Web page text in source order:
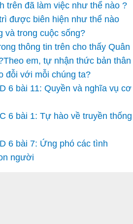
trên đã làm việc như thể nào ?
được biên hiện như thể nào
và trong cuộc sống?
thông tin trên cho thấy Quân
em, tự nhận thức bản thân
đỗi với mỗi chúng ta?
6 bài 11: Quyền và nghĩa vụ cơ
6 bài 1: Tự hào về truyền thống
6 bài 7: Ứng phó các tình
người